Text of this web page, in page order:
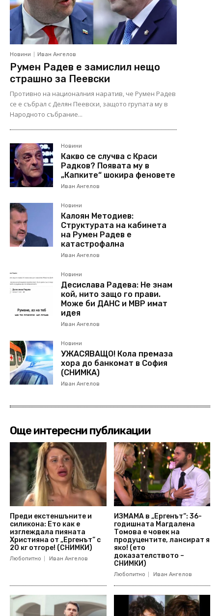
Новини Иван Ангелов
Румен Радев е замислил нещо
страшно за Пеевски
Противно на националния наратив, че Румен Радев
се е събрал с Делян Пеевски, защото групата му в
Народното събрание...
Новини
Какво се случва с Краси
Радков? Появата му в
„Капките“ шокира феновете
Иван Ангелов
Новини
Калоян Методиев:
Структурата на кабинета
на Румен Радев е
катастрофална
Иван Ангелов
Новини
Десислава Радева: Не знам
кой, нито защо го прави.
Може би ДАНС и МВР имат
идея
Иван Ангелов
Новини
УЖАСЯВАЩО! Кола премаза
хора до банкомат в София
(СНИМКА)
Иван Ангелов
Още интересни публикации
Преди екстеншъните и
силикона: Ето как е
изглеждала пияната
Християна от „Ергенът“ с
20 кг отгоре! (СНИМКИ)
Любопитно Иван Ангелов
ИЗМАМА в „Ергенът“: 36-
годишната Магдалена
Томова е човек на
продуцентите, лансират я
яко! (ето
доказателството –
СНИМКИ)
Любопитно Иван Ангелов